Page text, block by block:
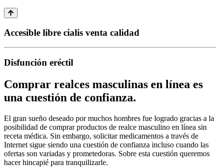
Accesible libre cialis venta calidad
Disfunción eréctil
Comprar realces masculinas en línea es
una cuestión de confianza.
El gran sueño deseado por muchos hombres fue logrado gracias a la
posibilidad de comprar productos de realce masculino en línea sin
receta médica. Sin embargo, solicitar medicamentos a través de
Internet sigue siendo una cuestión de confianza incluso cuando las
ofertas son variadas y prometedoras. Sobre esta cuestión queremos
hacer hincapié para tranquilizarle.